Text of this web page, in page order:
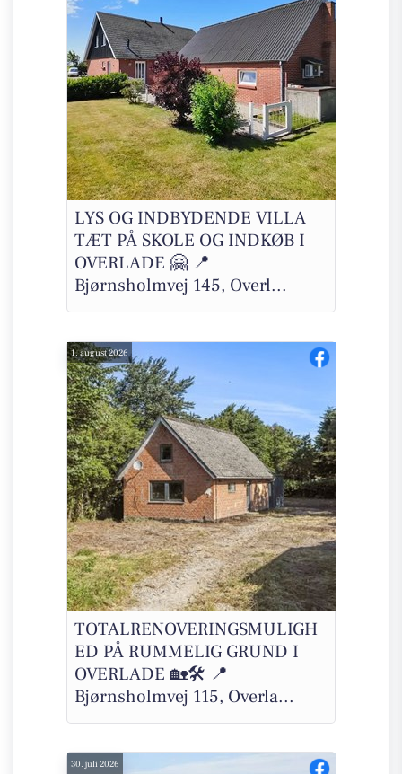
LYS OG INDBYDENDE VILLA
TÆT PÅ SKOLE OG INDKØB I
OVERLADE 🤗 📍
Bjørnsholmvej 145, Overl...
1. august 2026
TOTALRENOVERINGSMULIGH
ED PÅ RUMMELIG GRUND I
OVERLADE 🏡🛠️ 📍
Bjørnsholmvej 115, Overla...
30. juli 2026